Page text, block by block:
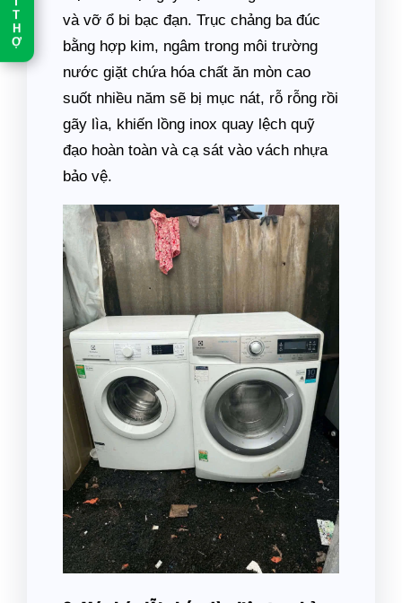
T
H
Ợ
và vỡ ổ bi bạc đạn. Trục chảng ba đúc
bằng hợp kim, ngâm trong môi trường
nước giặt chứa hóa chất ăn mòn cao
suốt nhiều năm sẽ bị mục nát, rỗ rỗng rồi
gãy lìa, khiến lồng inox quay lệch quỹ
đạo hoàn toàn và cạ sát vào vách nhựa
bảo vệ.